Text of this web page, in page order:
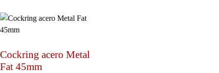
Cockring acero Metal
Fat 45mm